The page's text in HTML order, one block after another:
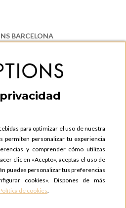
BARCELONA
de Moguda, Barcelona
ESPAñA
+34 935 724 041
SHOWROOM
ESPAñA
+34 935 724 041
MADRID
Emilio Cándido, 6,
de Henares, Madrid
ESPAñA
para optimizar el uso de nuestra
permiten personalizar tu experiencia
y comprender cómo utilizas
clic en «Acepto», aceptas el uso de
puedes personalizar tus preferencias
cookies». Dispones de más
de cookies.